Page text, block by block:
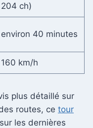
204 ch)
environ 40 minutes
160 km/h
plus détaillé sur
routes, ce tour
les dernières